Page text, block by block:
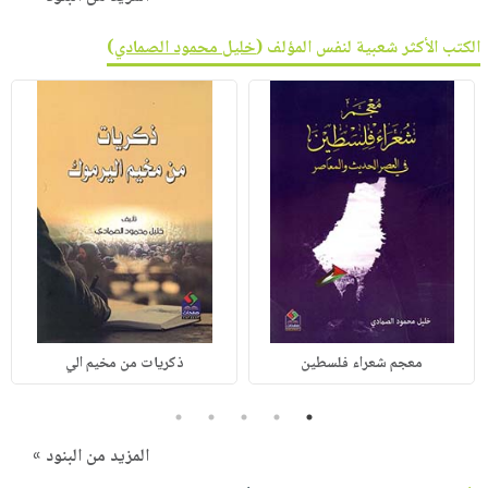
الكتب الأكثر شعبية لنفس المؤلف (خليل محمود الصمادي)
معجم شعراء فلسطين ذكريات من مخيم الي
1
2
3
4
5
المزيد من البنود »